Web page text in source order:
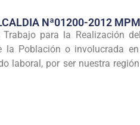
Nª01200-2012
Trabajo para la Realización
la Población o involucrada
laboral, por ser nuestra